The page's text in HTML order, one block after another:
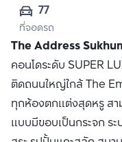
77
ที่จอดรถ
The Address
คอนโดระดับ SUPER
ติดถนนใหญ่ใกล้ The
ทุกห้องตกแต่งสุดหรู สาม
แบบมีขอบเป็นกระจก ระ